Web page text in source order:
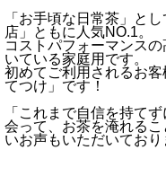
「お手頃な日常茶」と
店」ともに人気NO.1。
コストパフォーマンス
いている家庭用です。
初めてご利用されるお
てつけ」です！
「これまで自信を持て
会って、お茶を淹れる
いお声もいただいており